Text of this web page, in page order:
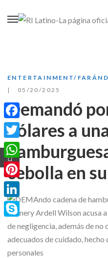
ENTERTAINMENT/
05/20/2025
Demandó
dólares a
cebolla en
Demery Ardell Wilson acusa
de negligencia, además de
adecuados de cuidado, hecho
personales
Facebook
Twitter
WhatsApp
Pinterest
LinkedIn
Skype